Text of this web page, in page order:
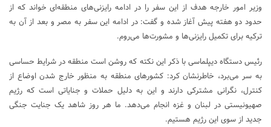
وزیر امور خارجه هدف از این سفر را در ادامه رایزنی‌های منطقه‌ای خواند که از
حدود دو هفته پیش آغاز شده و گفت: در ادامه این سفر به مصر و بعد از آن به
ترکیه برای تکمیل رایزنی‌ها و مشورت‌ها می‌روم.
رئیس دستگاه دیپلماسی با ذکر این نکته که روشن است منطقه در شرایط حساسی
به سر می‌برد، خاطرنشان کرد: کشورهای منطقه به منظور خارج شدن اوضاع از
کنترل، نگرانی مشترکی دارند و این به دلیل حملات و جنایاتی است که رژیم
صهیونیستی در لبنان و غزه انجام می‌دهد. ما هر روز شاهد یک جنایت جنگی
جدید از سوی این رژیم هستیم.